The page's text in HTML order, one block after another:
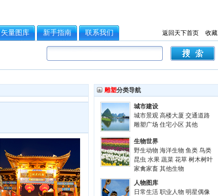
矢量图库 新手指南 联系我们 返回天下首页 收藏
雕塑分类导航
城市建设
城市景观 高楼大厦 交通道路
雕塑广场 住宅小区 其他
生物世界
野生动物 海洋生物 鱼类 鸟类
昆虫 水果 蔬菜 花草 树木树叶
家禽家畜 其他生物
人物图库
日常生活 职业人物 明星偶像